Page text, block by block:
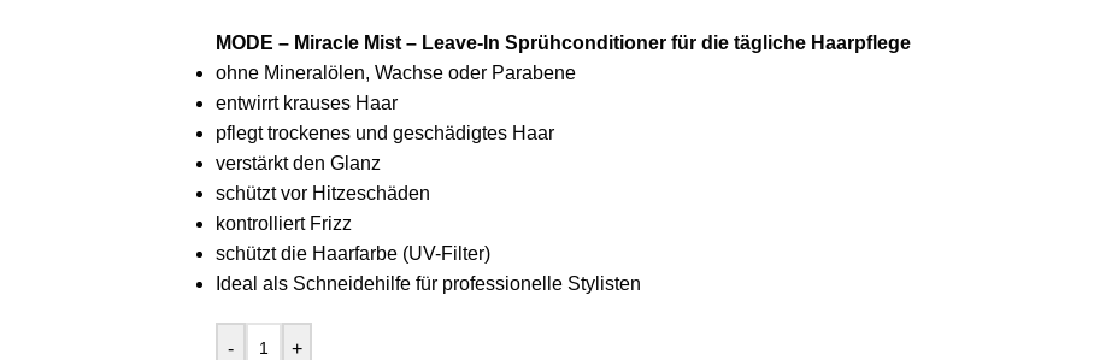
MODE – Miracle Mist – Leave-In Sprühconditioner für die tägliche Haarpflege
ohne Mineralölen, Wachse oder Parabene
entwirrt krauses Haar
pflegt trockenes und geschädigtes Haar
verstärkt den Glanz
schützt vor Hitzeschäden
kontrolliert Frizz
schützt die Haarfarbe (UV-Filter)
Ideal als Schneidehilfe für professionelle Stylisten
- +